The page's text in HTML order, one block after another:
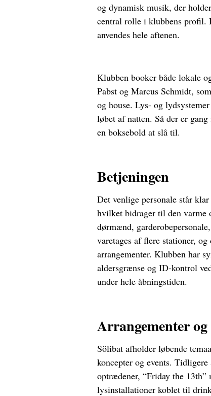
og dynamisk musik, der
central rolle i klubbens profil.
anvendes hele aftenen.
Klubben booker både lokale
Pabst og Marcus Schmidt,
og house. Lys- og
løbet af natten. Så der er
en boksebold at slå til.
Betjeningen
Det venlige personale står
hvilket bidrager til den varme
dørmænd,
varetages af flere stationer,
arrangementer. Klubben har
aldersgrænse og ID-kontrol
under hele åbningstiden.
Arrangementer og
Sölibat afholder løbende
koncepter og events.
optrædener, “Friday the
lysinstallationer koblet til